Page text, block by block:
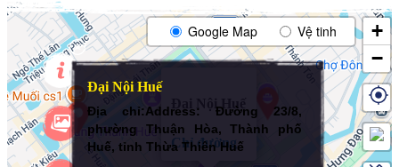
Đại Nội Huế
Chỉ đường
+
−
Google Map Vệ tinh
Đại Nội Huế
Địa chỉ:Address:
Đường 23/8,
phường Thuận Hòa, Thành phố
Huế, tỉnh Thừa Thiên Huế